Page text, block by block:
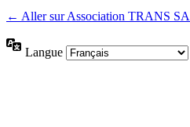
← Aller sur Association TRANS
Langue